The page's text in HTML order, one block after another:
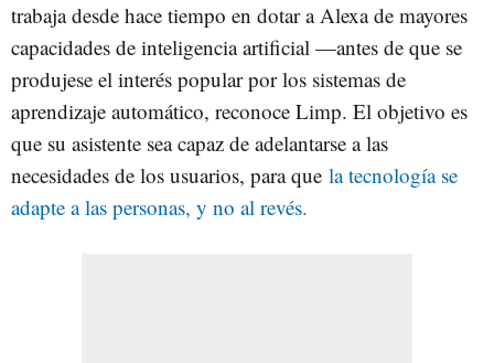
trabaja desde hace tiempo en dotar a Alexa de mayores
capacidades de inteligencia artificial —antes de que se
produjese el interés popular por los sistemas de
aprendizaje automático, reconoce Limp. El objetivo es
que su asistente sea capaz de adelantarse a las
necesidades de los usuarios, para que la tecnología se
adapte a las personas, y no al revés.